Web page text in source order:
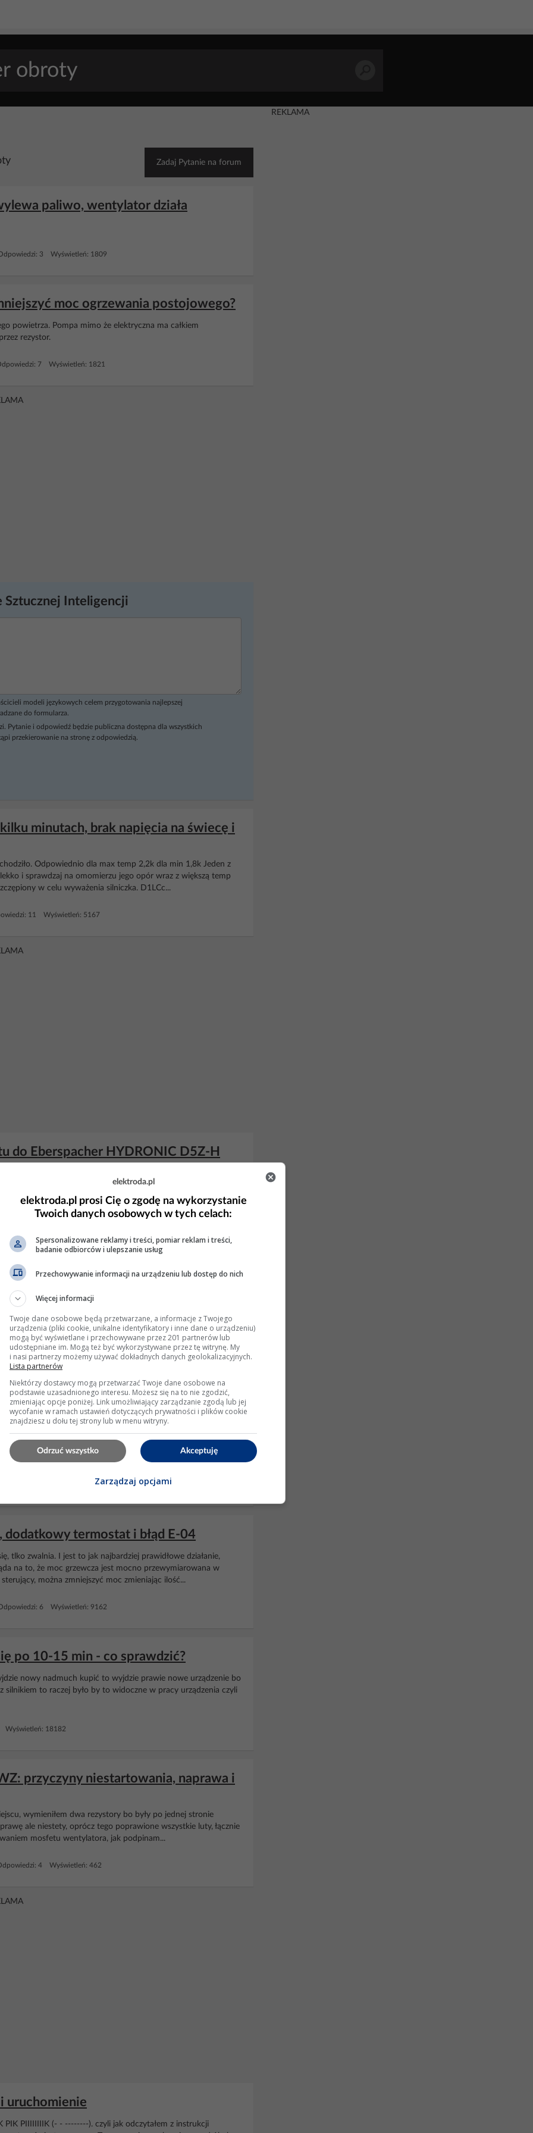
Zadaj Pytanie na forum
paliwo, wentylator działa
3 Wyświetleń: 1809
moc ogrzewania postojowego?
powietrza. Pompa mimo że elektryczna ma całkiem
przez rezystor.
7 Wyświetleń: 1821
Sztucznej Inteligencji
modeli językowych celem przygotowania najlepszej
do formularza.
Pytanie i odpowiedź będzie publiczna dostępna dla wszystkich
przekierowanie na stronę z odpowiedzią.
minutach, brak napięcia na świecę i
Odpowiednio dla max temp 2,2k dla min 1,8k Jeden z
i sprawdzaj na omomierzu jego opór wraz z większą temp
w celu wyważenia silniczka. D1LCc...
11 Wyświetleń: 5167
do Eberspacher HYDRONIC D5Z-H
od dogrzewacza D5Z-H i po włączeniu silnika ,włączając
moje pytanie : czy pomiędzy przyciskiem a dogrzewaczem jest
ten wzrostobrotówjest spowodowany?
58464
skasować błędy po nieudanych
slychac juz szum plomyka ale jak sie wkreci na
3 do4 minut jeslij ktos mial to samo niech podzuci jak to
to tylko czasami
wycieka paliwo z wydechu
może być już do wymiany ale może być jeszcze wydatek
Odpowiedzi: 4 Wyświetleń: 771
termostat i błąd E-04
tlko zwalnia. I jest to jak najbardziej prawidłowe działanie,
na to, że moc grzewcza jest mocno przewymiarowana w
można zmniejszyć moc zmieniając ilość...
6 Wyświetleń: 9162
po 10-15 min - co sprawdzić?
nowy nadmuch kupić to wyjdzie prawie nowe urządzenie bo
silnikiem to raczej było by to widoczne w pracy urządzenia czyli
Wyświetleń: 18182
przyczyny niestartowania, naprawa i
wymieniłem dwa rezystory bo były po jednej stronie
ale niestety, oprócz tego poprawione wszystkie luty, łącznie
mosfetu wentylatora, jak podpinam...
4 Wyświetleń: 462
uruchomienie
PIK PIIIIIIIIK (- - --------). czyli jak odczytałem z instrukcji
REKLAMA
elektroda.pl
elektroda.pl prosi Cię o zgodę na wykorzystanie
Twoich danych osobowych w tych celach:
Spersonalizowane reklamy i treści, pomiar reklam i treści,
badanie odbiorców i ulepszanie usług
Przechowywanie informacji na urządzeniu lub dostęp do nich
Więcej informacji
Twoje dane osobowe będą przetwarzane, a informacje z Twojego
urządzenia (pliki cookie, unikalne identyfikatory i inne dane o urządzeniu)
mogą być wyświetlane i przechowywane przez 201 partnerów lub
udostępniane im. Mogą też być wykorzystywane przez tę witrynę. My
i nasi partnerzy możemy używać dokładnych danych geolokalizacyjnych.
Lista partnerów
Niektórzy dostawcy mogą przetwarzać Twoje dane osobowe na
podstawie uzasadnionego interesu. Możesz się na to nie zgodzić,
zmieniając opcje poniżej. Link umożliwiający zarządzanie zgodą lub jej
wycofanie w ramach ustawień dotyczących prywatności i plików cookie
znajdziesz u dołu tej strony lub w menu witryny.
Akceptuję
Odrzuć wszystko
Zarządzaj opcjami